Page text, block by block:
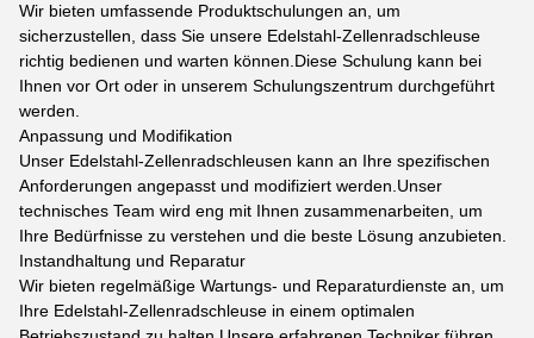
Wir bieten umfassende Produktschulungen an, um
sicherzustellen, dass Sie unsere Edelstahl-Zellenradschleuse
richtig bedienen und warten können.Diese Schulung kann bei
Ihnen vor Ort oder in unserem Schulungszentrum durchgeführt
werden.
Anpassung und Modifikation
Unser Edelstahl-Zellenradschleusen kann an Ihre spezifischen
Anforderungen angepasst und modifiziert werden.Unser
technisches Team wird eng mit Ihnen zusammenarbeiten, um
Ihre Bedürfnisse zu verstehen und die beste Lösung anzubieten.
Instandhaltung und Reparatur
Wir bieten regelmäßige Wartungs- und Reparaturdienste an, um
Ihre Edelstahl-Zellenradschleuse in einem optimalen